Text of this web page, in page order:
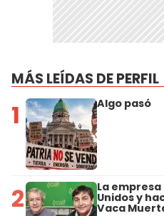
MÁS LEÍDAS DE PERFIL
1 Algo pasó
2 La
Unidos y
Vaca